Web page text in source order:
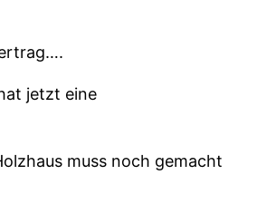
jetzt eine
muss noch gemacht